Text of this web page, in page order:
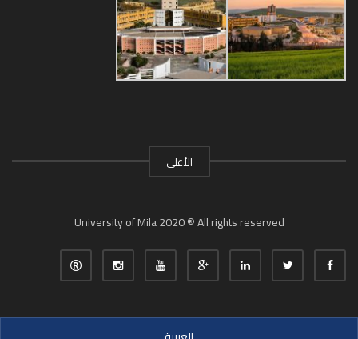
الأعلى
University of Mila 2020 ® All rights reserved